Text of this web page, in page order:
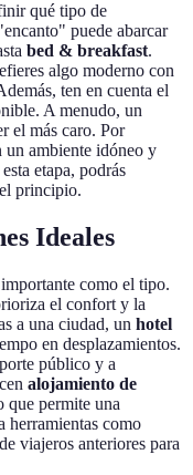
qué tipo de
puede abarcar
bed & breakfast.
algo moderno con
ten en cuenta el
A menudo, un
el más caro. Por
un ambiente idóneo y
etapa, podrás
principio.
Ideales
como el tipo.
el confort y la
a una ciudad, un hotel
en desplazamientos.
público y a
alojamiento de
que permite una
herramientas como
viajeros anteriores para